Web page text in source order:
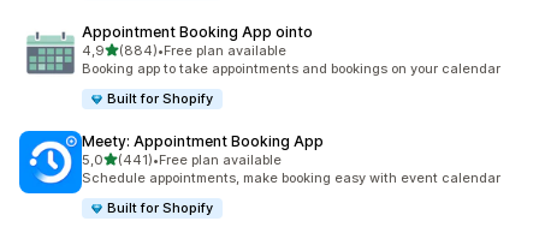
Appointment Booking App ointo
4,95 yıldız üzerinden
(884)
toplam 884 değerlendirme
•Free plan available
Booking app to take appointments and bookings on your calendar
Built for Shopify
Meety: Appointment Booking App
5,05 yıldız üzerinden
(441)
toplam 441 değerlendirme
•Free plan available
Schedule appointments, make booking easy with event calendar
Built for Shopify